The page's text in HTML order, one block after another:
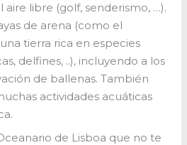
aire libre (golf, senderismo, …).
de arena (como el
tierra rica en especies
delfines, ..), incluyendo a los
de ballenas. También
actividades acuáticas
de Lisboa que no te